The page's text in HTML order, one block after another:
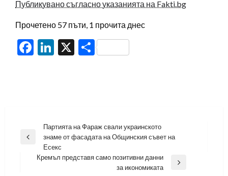
Публикувано съгласно указанията на Fakti.bg
Прочетено 57 пъти, 1 прочита днес
Facebook
LinkedIn
X Share
Навигация
Previous
Партията на Фараж свали украинското
знаме от фасадата на Общинския съвет на
Есекс
Кремъл представя само позитивни данни
за икономиката